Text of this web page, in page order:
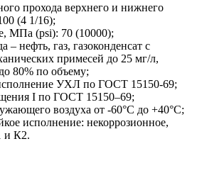
прохода верхнего и нижнего
(4 1/16);
МПа (psi): 70 (10000);
– нефть, газ, газоконденсат с
примесей до 25 мг/л,
80% по объему;
УХЛ по ГОСТ 15150-69;
I по ГОСТ 15150–69;
воздуха от -60°С до +40°С;
исполнение: некоррозионное,
и К2.